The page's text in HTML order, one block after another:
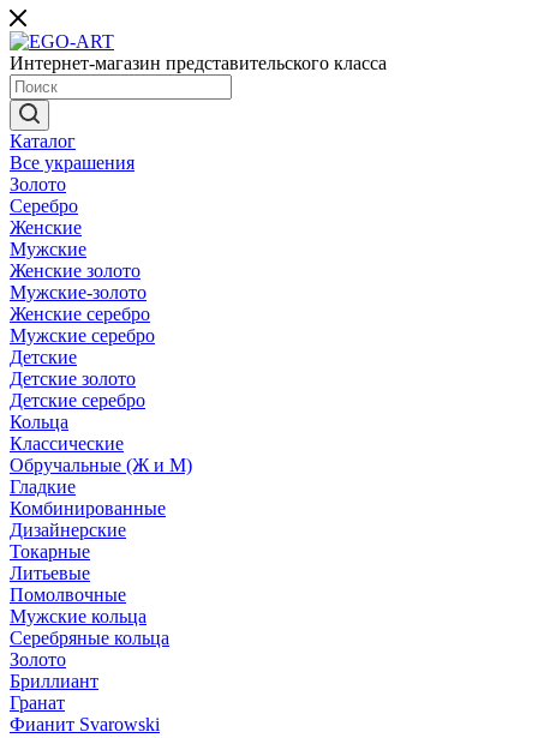
Интернет-магазин представительского класса
Каталог
Все украшения
Золото
Серебро
Женские
Мужские
Женские золото
Мужские-золото
Женские серебро
Мужские серебро
Детские
Детские золото
Детские серебро
Кольца
Классические
Обручальные (Ж и М)
Гладкие
Комбинированные
Дизайнерские
Токарные
Литьевые
Помолвочные
Мужские кольца
Серебряные кольца
Золото
Бриллиант
Гранат
Фианит Svarowski